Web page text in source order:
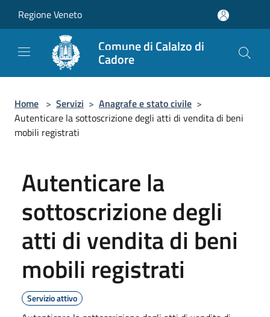
Regione Veneto
Comune di Calalzo di
Cadore
Home > Servizi > Anagrafe e stato civile >
Autenticare la sottoscrizione degli atti di vendita di beni
mobili registrati
Autenticare la
sottoscrizione degli
atti di vendita di beni
mobili registrati
Servizio attivo